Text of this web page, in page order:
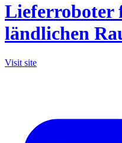
Lieferroboter
ländlichen
Visit site